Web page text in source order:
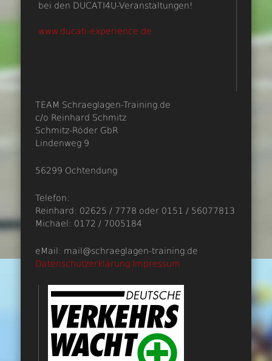
bei den DUCATI4U-Veranstaltungen!
www.ducati-experience.de
TEAM Schraeglagen-Training.de
c/o Reinhard Schmitz
Schmitz-Röder GbR
Lindenweg 9
56299 Ochtendung
Telefon:
Reinhard: 02625 / 7778 oder 0151 / 56077813
Michael: 0172 / 7005184
eMail: mail@schraeglagen-training.de
Datenschutzerklärung Impressum